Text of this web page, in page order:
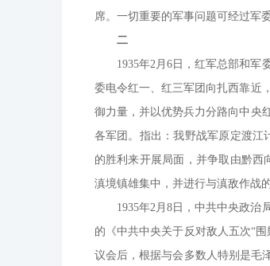
席。一切重要的军事问题可经过军
二
1935年2月6日，红军总部和
委电令红一、红三军团向扎西靠近
御力量，并以优势兵力分路向中央
各军团。指出：我野战军原定渡江
的胜利来开展局面，并争取由黔西
滇境镇雄集中，并进行与滇敌作战
1935年2月8日，中共中央政
的《中共中央关于反对敌人五次“
议会后，根据与会多数人特别是毛